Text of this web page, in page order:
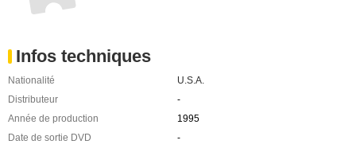
Infos techniques
Nationalité
U.S.A.
Distributeur
-
Année de production
1995
Date de sortie DVD
-